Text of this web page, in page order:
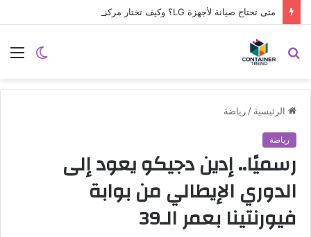
نموذج التواصل
الوضع
بحث
الرئيسية / رياضة
رياضة
رسميًا.. إدين دجيكو يعود إلى
الدوري الإيطالي من بوابة
فيورنتينا بعمر الـ39